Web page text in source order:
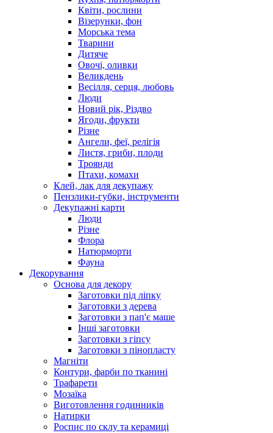
Квіти, рослини
Візерунки, фон
Морська тема
Тварини
Дитяче
Овочі, оливки
Великдень
Весілля, серця, любовь
Люди
Новий рік, Різдво
Ягоди, фрукти
Різне
Ангели, феї, релігія
Листя, гриби, плоди
Троянди
Птахи, комахи
Клей, лак для декупажу
Пензлики-губки, інструменти
Декупажні карти
Люди
Різне
Флора
Натюрморти
Фауна
Декорування
Основа для декору
Заготовки під ліпку
Заготовки з дерева
Заготовки з пап'є маше
Інші заготовки
Заготовки з гіпсу
Заготовки з пінопласту
Магніти
Контури, фарби по тканині
Трафарети
Мозаїка
Виготовлення годинників
Натирки
Роспис по склу та керамиці